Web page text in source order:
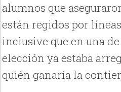
alumnos que
están regidos por
inclusive que en una
elección ya estaba
quién ganaría la